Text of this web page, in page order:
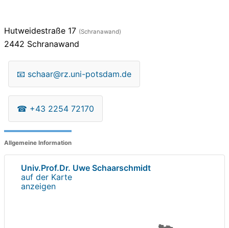
Hutweidestraße 17 (Schranawand)
2442 Schranawand
📧 schaar@rz.uni-potsdam.de
☎ +43 2254 72170
Allgemeine Information
Univ.Prof.Dr. Uwe Schaarschmidt
auf der Karte
anzeigen